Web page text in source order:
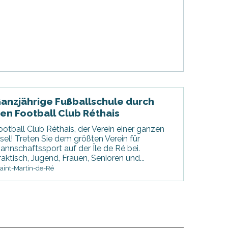
Fußballschule durch
Football Club Réthais
Club Réthais, der Verein einer ganzen
Treten Sie dem größten Verein für
auf der Île de Ré bei.
Jugend, Frauen, Senioren und...
Martin-de-Ré